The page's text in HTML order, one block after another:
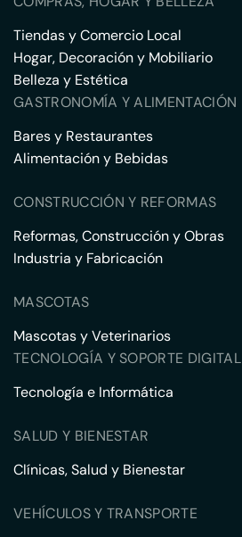
Tiendas y Comercio Local
Hogar, Decoración y Mobiliario
Belleza y Estética
GASTRONOMÍA Y ALIMENTACIÓN
Bares y Restaurantes
Alimentación y Bebidas
CONSTRUCCIÓN Y REFORMAS
Reformas, Construcción y Obras
Industria y Fabricación
MASCOTAS
Mascotas y Veterinarios
TECNOLOGÍA Y SOPORTE DIGITAL
Tecnología e Informática
SALUD Y BIENESTAR
Clínicas, Salud y Bienestar
VEHÍCULOS Y TRANSPORTE